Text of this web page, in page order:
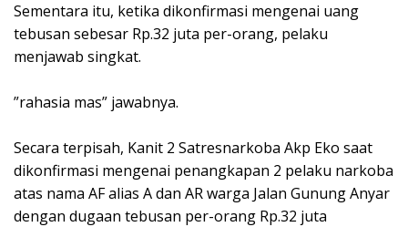
‎Sementara itu, ketika dikonfirmasi mengenai uang
tebusan sebesar Rp.32 juta per-orang, pelaku
menjawab singkat.
‎”rahasia mas” jawabnya.
‎Secara terpisah, Kanit 2 Satresnarkoba Akp Eko saat
dikonfirmasi mengenai penangkapan 2 pelaku narkoba
atas nama AF alias A dan AR warga Jalan Gunung Anyar
dengan dugaan tebusan per-orang Rp.32 juta